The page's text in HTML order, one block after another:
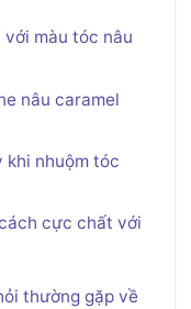
với màu tóc nâu
nâu caramel
khi nhuộm tóc
cực chất với
thường gặp về